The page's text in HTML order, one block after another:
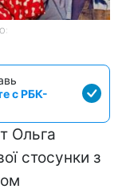
с РБК-
Ольга
стосунки з